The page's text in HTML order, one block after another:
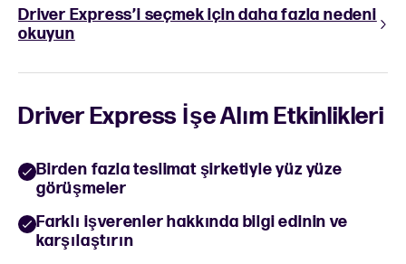
Driver Express’i seçmek için daha fazla nedeni
okuyun
Driver Express İşe Alım Etkinlikleri
Birden fazla teslimat şirketiyle yüz yüze
görüşmeler
Farklı işverenler hakkında bilgi edinin ve
karşılaştırın